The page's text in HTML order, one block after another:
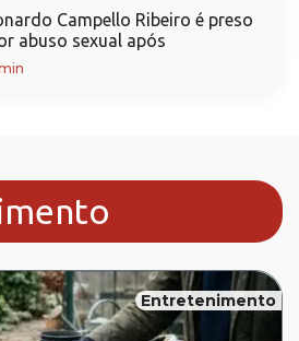
Campello Ribeiro é preso
abuso sexual após
Entretenimento